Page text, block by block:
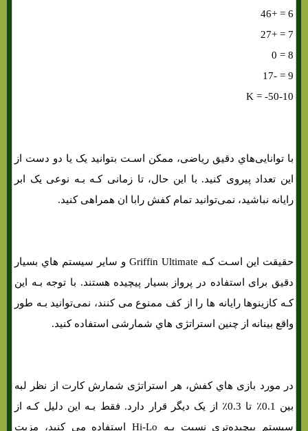
6 = +46
7 = +27
8 = 0
9 = -17
10-K = -50
با توانایی‌هاي‌ دقیق ریاضی، ممکن اسـت بتوانید یک یا دو دست از
این تعداد پیروی کنید. با این حال، تا زمانی کـه بـه نوعی یک ابر
رایانه نباشید، نمی‌توانید تمام کفش رابا ان همراهی کنید.
حقیقت این اسـت کـه Griffin Ultimate و سایر سیستم هاي‌ بسیار
دقیق برای استفاده در پرواز بسیار پیچیده هستند. با توجه بـه این
کـه کازینوها رایانه ها را از کف ممنوع می کنند، نمی‌توانید بـه طور
واقع بینانه از چنین استراتژی هاي‌ شمارشی استفاده کنید.
در مورد بازی هاي‌ کفش، هر استراتژی شمارش کارت از نظر لبه
بین 0.1٪ تا 0.3٪ از یک دیگر قرار دارد. فقط بـه این دلیل کـه از
سیستم پیچیده‌تری نسبت بـه Hi-Lo استفاده می کنید، مزیت